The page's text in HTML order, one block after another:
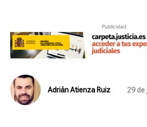
Publicidad
Adrián Atienza Ruiz 29 de